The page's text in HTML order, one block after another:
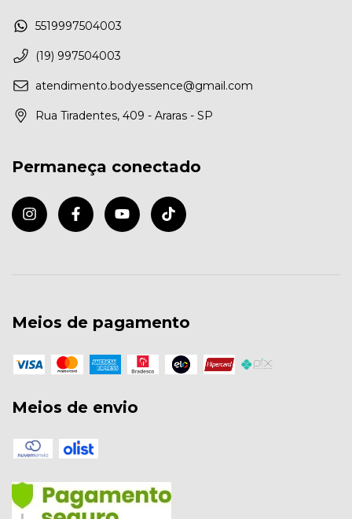
5519997504003
(19) 997504003
atendimento.bodyessence@gmail.com
Rua Tiradentes, 409 - Araras - SP
Permaneça conectado
Meios de pagamento
Meios de envio